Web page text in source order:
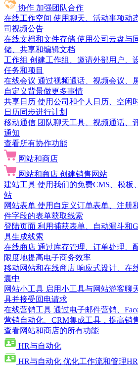
协作 加强团队合作
在线工作空间 使用聊天、活动事项动
司视频公告
在线文档和文件存储 使用公司云盘与
储、共享和编辑文档
工作组 创建工作组、邀请外部用户、
任务和项目
在线会议 通过视频通话、视频会议、
自定义背景做更多事情
共享日历 使用公司和个人日历、空闲
日历同步进行计划
移动通信 团队聊天工具、视频通话、
通知
查看所有协作功能
网站和商店
网站和商店 创建销售网站
建站工具 使用我们的免费CMS、模板
站
网站表单 使用自定义订单表单、注册
件字段的表单获取线索
登陆页面 利用捕获表单、自动漏斗和
具生成线索
在线商店 通过库存管理、订单处理、
限度地提高电子商务效率
移动网站和在线商店 响应式设计、在
囊中
网站小工具 启用小工具与网站游客聊
具并接受回电请求
在线营销工具 通过电子邮件营销、
营销自动化、CRM集成工具，提高销
查看网站和商店的所有功能
HR与自动化
HR与自动化 优化工作流和管理